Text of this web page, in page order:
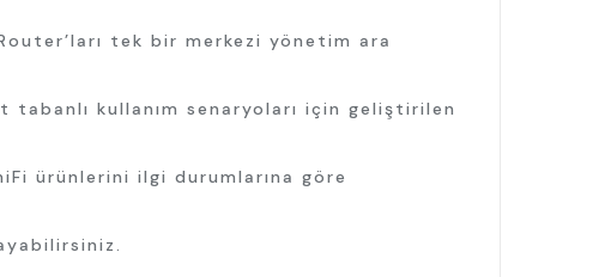
tek bir merkezi yönetim ara
kullanım senaryoları için geliştirilen
ürünlerini ilgi durumlarına göre